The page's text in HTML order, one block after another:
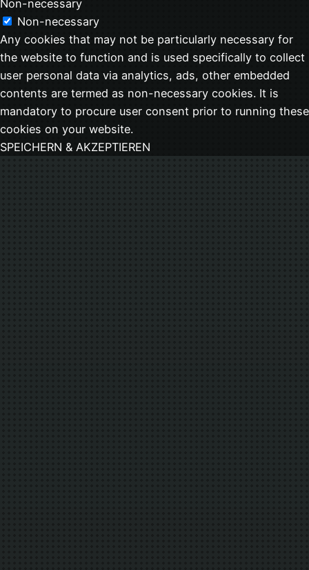
Non-necessary
Non-necessary
Any cookies that may not be particularly necessary for
the website to function and is used specifically to collect
user personal data via analytics, ads, other embedded
contents are termed as non-necessary cookies. It is
mandatory to procure user consent prior to running these
cookies on your website.
SPEICHERN & AKZEPTIEREN